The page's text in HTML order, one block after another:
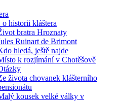
historii kláštera
bratra Hroznaty
Ruinart de Brimont
hledá, ještě najde
k rozjímání v Chotěšově
života chovanek klášterního
kousek velké války v